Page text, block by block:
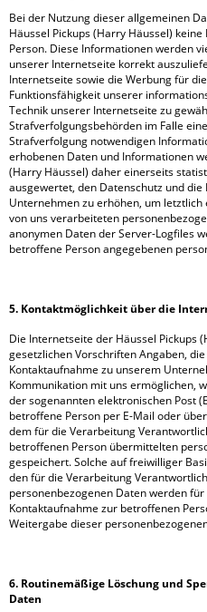
Bei der Nutzung dieser allgemeinen
Häussel Pickups (Harry Häussel)
Person. Diese Informationen werden
unserer Internetseite korrekt
Internetseite sowie die Werbung für
Funktionsfähigkeit unserer
Technik unserer Internetseite zu
Strafverfolgungsbehörden im Falle
Strafverfolgung notwendigen
erhobenen Daten und Informationen
(Harry Häussel) daher einerseits
ausgewertet, den Datenschutz und
Unternehmen zu erhöhen, um
von uns verarbeiteten
anonymen Daten der Server-Logfiles
betroffene Person angegebenen
5. Kontaktmöglichkeit über die
Die Internetseite der Häussel Pickups
gesetzlichen Vorschriften Angaben,
Kontaktaufnahme zu unserem
Kommunikation mit uns ermöglichen,
der sogenannten elektronischen Post
betroffene Person per E-Mail oder
dem für die Verarbeitung
betroffenen Person übermittelten
gespeichert. Solche auf freiwilliger
den für die Verarbeitung
personenbezogenen Daten werden
Kontaktaufnahme zur betroffenen
Weitergabe dieser
6. Routinemäßige Löschung und
Daten